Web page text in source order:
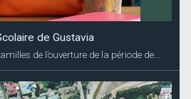
de Gustavia
de l’ouverture de la période de...